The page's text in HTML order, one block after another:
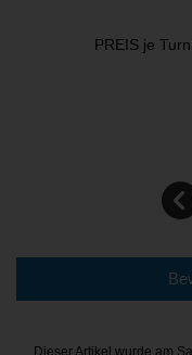
PREIS je
Dieser Artikel wurde am